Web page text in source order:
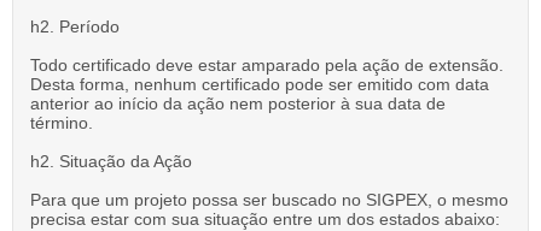
h2. Período
Todo certificado deve estar amparado pela ação de extensão.
Desta forma, nenhum certificado pode ser emitido com data
anterior ao início da ação nem posterior à sua data de
término.
h2. Situação da Ação
Para que um projeto possa ser buscado no SIGPEX, o mesmo
precisa estar com sua situação entre um dos estados abaixo: